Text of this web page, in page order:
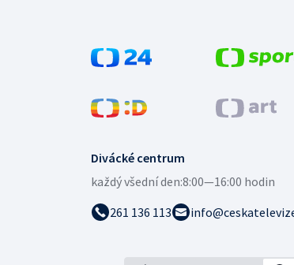
Divácké centrum
každý všední den:8:00—16:00 hodin
261 136 113